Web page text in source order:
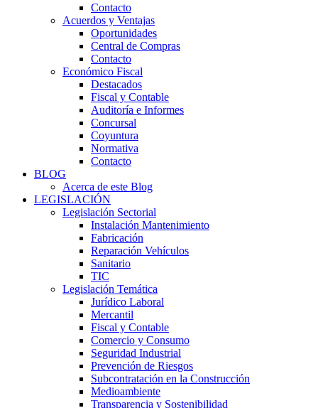
Contacto
Acuerdos y Ventajas
Oportunidades
Central de Compras
Contacto
Económico Fiscal
Destacados
Fiscal y Contable
Auditoría e Informes
Concursal
Coyuntura
Normativa
Contacto
BLOG
Acerca de este Blog
LEGISLACIÓN
Legislación Sectorial
Instalación Mantenimiento
Fabricación
Reparación Vehículos
Sanitario
TIC
Legislación Temática
Jurídico Laboral
Mercantil
Fiscal y Contable
Comercio y Consumo
Seguridad Industrial
Prevención de Riesgos
Subcontratación en la Construcción
Medioambiente
Transparencia y Sostenibilidad